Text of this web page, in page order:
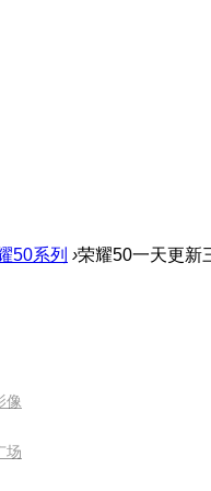
像
场
50系列 ›荣耀50一天更新